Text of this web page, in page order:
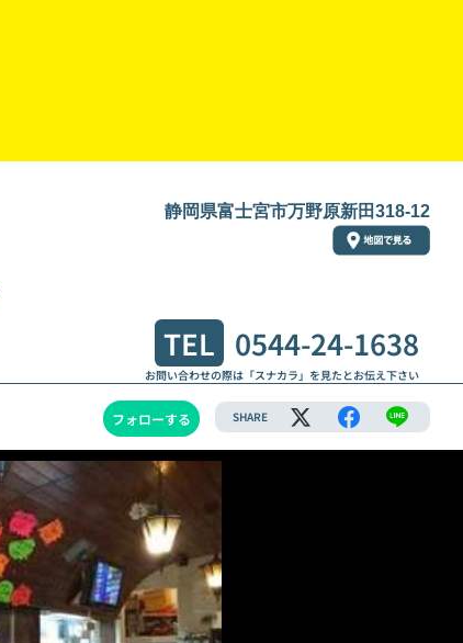
静岡県富士宮市万野原新田318-12
TEL 0544-24-1638
お問い合わせの際は「スナカラ」を見たとお伝え下さい
フォローする SHARE